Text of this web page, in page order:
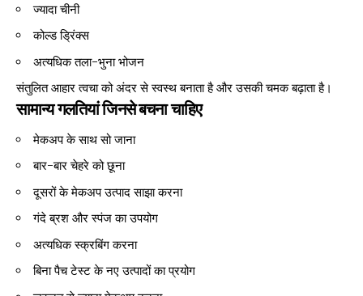
ज्यादा चीनी
कोल्ड ड्रिंक्स
अत्यधिक तला-भुना भोजन
संतुलित आहार त्वचा को अंदर से स्वस्थ बनाता है और उसकी चमक बढ़ाता है।
सामान्य गलतियां जिनसे बचना चाहिए
मेकअप के साथ सो जाना
बार-बार चेहरे को छूना
दूसरों के मेकअप उत्पाद साझा करना
गंदे ब्रश और स्पंज का उपयोग
अत्यधिक स्क्रबिंग करना
बिना पैच टेस्ट के नए उत्पादों का प्रयोग